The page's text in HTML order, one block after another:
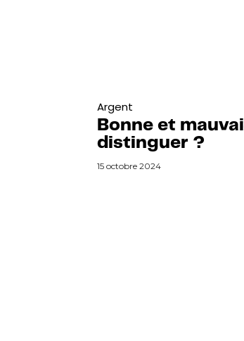
Argent
Bonne et
distinguer ?
15 octobre 2024